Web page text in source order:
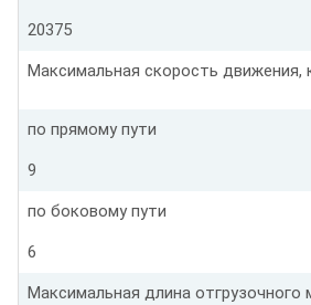
20375
Максимальная скорость движения,
по прямому пути
9
по боковому пути
6
Максимальная длина отгрузочного